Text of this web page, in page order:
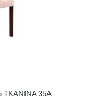
TKANINA 35A